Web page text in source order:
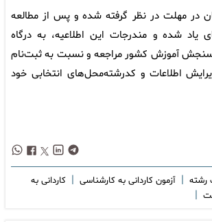
در مهلت در نظر گرفته شده و پس از مطالعه
یاد شده و مندرجات این اطلاعیه، به درگاه
سنجش آموزش کشور مراجعه و نسبت به ثبت‌نام
اطلاعات و کدرشته‌محل‌های انتخابی خود
رشته | آزمون کاردانی به کارشناسی | کاردانی به
|